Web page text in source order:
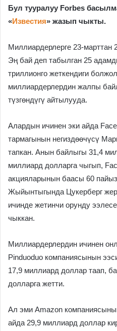
Бул тууралуу Forbes
«Известия» жазып чыкты.
Миллиардерлерге 23-марттан
Эң бай деп табылган 25
триллионго жеткендиги
миллиардерлердин жалпы
түзгөндүгү айтылууда.
Алардын ичинен эки айда
тармагынын негиздөөчүсү
тапкан. Анын байлыгы 31,4
миллиард долларга чыгып,
акцияларынын баасы 60
Жыйынтыгында Цукерберг
ичинде жетинчи орунду
чыккан.
Миллиардерлердин ичинен
Pinduoduo компаниясынын
17,9 миллиард доллар таап,
долларга жетти.
Ал эми Amazon
айда 29,9 миллиард доллар